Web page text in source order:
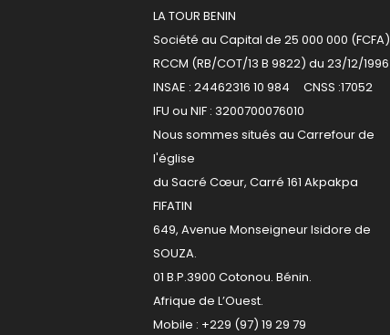
LA TOUR BENIN
Société au Capital de 25 000 000 (FCFA)
RCCM (RB/COT/13 B 9822) du 23/12/1996
INSAE : 24462316 10 984 CNSS :17052
IFU ou NIF : 3200700076010
Nous sommes situés au Carrefour de
l'église
du Sacré Cœur, Carré 161 Akpakpa
FIFATIN
649, Avenue Monseigneur Isidore de
SOUZA.
01 B.P.3900 Cotonou. Bénin.
Afrique de L’Ouest.
Mobile : +229 (97) 19 29 79